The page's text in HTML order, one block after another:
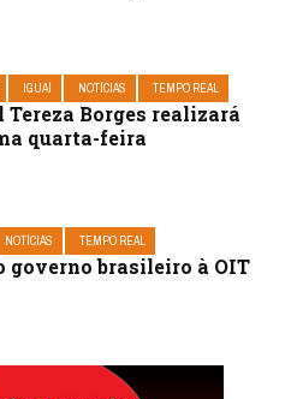
IGUAÍ NOTÍCIAS TEMPO REAL
Borges realizará
quarta-feira
NOTÍCIAS TEMPO REAL
governo brasileiro à OIT